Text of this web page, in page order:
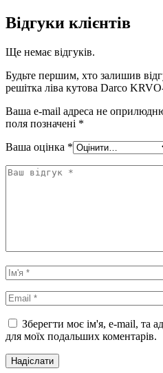
Відгуки клієнтів
Ще немає відгуків.
Будьте першим, хто залишив
решітка ліва кутова Darco
Ваша e-mail адреса не
поля позначені *
Ваша оцінка *
Зберегти моє ім'я, e-mail, та
для моїх подальших коментарів.